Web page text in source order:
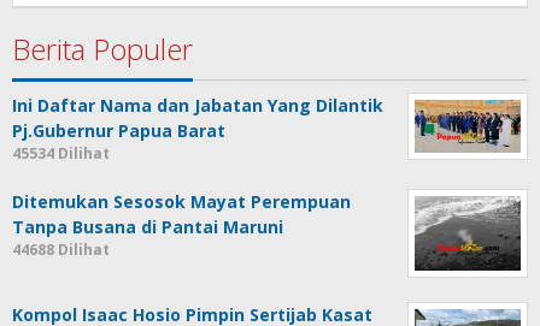
:
Papua
Star
Berita Populer
Ini Daftar Nama dan Jabatan Yang Dilantik
Pj.Gubernur Papua Barat
45534 Dilihat
Ditemukan Sesosok Mayat Perempuan
Tanpa Busana di Pantai Maruni
44688 Dilihat
Kompol Isaac Hosio Pimpin Sertijab Kasat